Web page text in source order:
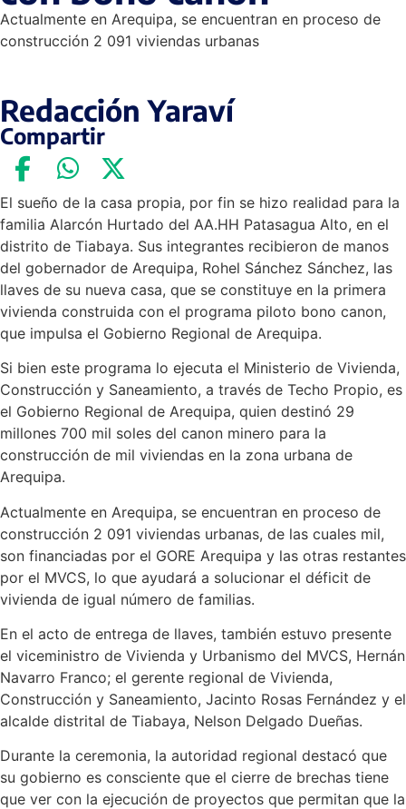
Actualmente en Arequipa, se encuentran en proceso de
construcción 2 091 viviendas urbanas
Redacción Yaraví
Compartir
El sueño de la casa propia, por fin se hizo realidad para la
familia Alarcón Hurtado del AA.HH Patasagua Alto, en el
distrito de Tiabaya. Sus integrantes recibieron de manos
del gobernador de Arequipa, Rohel Sánchez Sánchez, las
llaves de su nueva casa, que se constituye en la primera
vivienda construida con el programa piloto bono canon,
que impulsa el Gobierno Regional de Arequipa.
Si bien este programa lo ejecuta el Ministerio de Vivienda,
Construcción y Saneamiento, a través de Techo Propio, es
el Gobierno Regional de Arequipa, quien destinó 29
millones 700 mil soles del canon minero para la
construcción de mil viviendas en la zona urbana de
Arequipa.
Actualmente en Arequipa, se encuentran en proceso de
construcción 2 091 viviendas urbanas, de las cuales mil,
son financiadas por el GORE Arequipa y las otras restantes
por el MVCS, lo que ayudará a solucionar el déficit de
vivienda de igual número de familias.
En el acto de entrega de llaves, también estuvo presente
el viceministro de Vivienda y Urbanismo del MVCS, Hernán
Navarro Franco; el gerente regional de Vivienda,
Construcción y Saneamiento, Jacinto Rosas Fernández y el
alcalde distrital de Tiabaya, Nelson Delgado Dueñas.
Durante la ceremonia, la autoridad regional destacó que
su gobierno es consciente que el cierre de brechas tiene
que ver con la ejecución de proyectos que permitan que la